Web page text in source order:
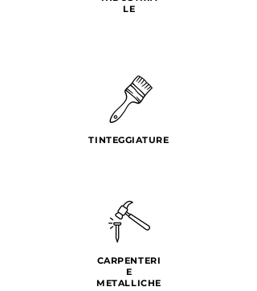
LE
TINTEGGIATURE
CARPENTERI
E
METALLICHE